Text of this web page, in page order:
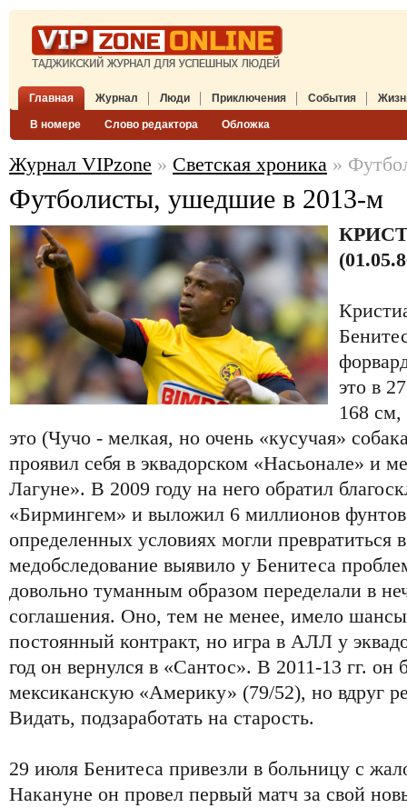
Главная Журнал
В номере Слово редактора Обложка
Люди Приключения События
Журнал VIPzone » Светская хроника »
Футболисты, ушедшие в 2013-м
это в
168
это (Чучо - мелкая, но очень «кусучая»
проявил себя в эквадорском «Насьонале» и
Лагуне». В 2009 году на него обратил
«Бирмингем» и выложил 6 миллионов
определенных условиях могли превратиться
медобследование выявило у Бенитеса
довольно туманным образом переделали в
соглашения. Оно, тем не менее, имело шансы
постоянный контракт, но игра в АЛЛ у
год он вернулся в «Сантос». В 2011-13 гг. он
мексиканскую «Америку» (79/52), но вдруг
Видать, подзаработать на старость.
29 июля Бенитеса привезли в больницу с
Накануне он провел первый матч за свой